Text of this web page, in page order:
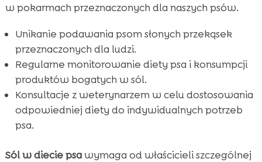
w pokarmach przeznaczonych dla naszych psów.
Unikanie podawania psom słonych przekąsek
przeznaczonych dla ludzi.
Regularne monitorowanie diety psa i konsumpcji
produktów bogatych w sól.
Konsultacje z weterynarzem w celu dostosowania
odpowiedniej diety do indywidualnych potrzeb
psa.
Sól w diecie psawymaga od właścicieli szczególnej